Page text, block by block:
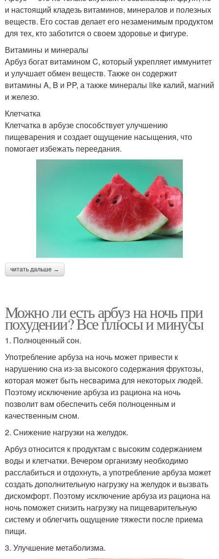
и настоящий кладезь витаминов, минералов и полезных
веществ. Его состав делает его незаменимым продуктом
для тех, кто заботится о своем здоровье и фигуре.
Витамины и минералы
Арбуз богат витамином C, который укрепляет иммунитет
и улучшает обмен веществ. Также он содержит
витамины A, B и PP, а также минералы like калий, магний
и железо.
Клетчатка
Клетчатка в арбузе способствует улучшению
пищеварения и создает ощущение насыщения, что
помогает избежать переедания.
читать дальше →
Можно ли есть арбуз на ночь при
похудении? Все плюсы и минусы
1. Полноценный сон.
Употребление арбуза на ночь может привести к
нарушению сна из-за высокого содержания фруктозы,
которая может быть несварима для некоторых людей.
Поэтому исключение арбуза из рациона на ночь
позволит вам обеспечить себя полноценным и
качественным сном.
2. Снижение нагрузки на желудок.
Арбуз относится к продуктам с высоким содержанием
воды и клетчатки. Вечером организму необходимо
расслабиться и отдохнуть, а употребление арбуза может
создать дополнительную нагрузку на желудок и вызвать
дискомфорт. Поэтому исключение арбуза из рациона на
ночь поможет снизить нагрузку на пищеварительную
систему и облегчить ощущение тяжести после приема
пищи.
3. Улучшение метаболизма.